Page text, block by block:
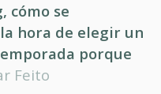
cómo se
hora de elegir un
porque
Feito